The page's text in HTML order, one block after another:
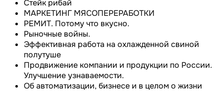
Стейк рибай
МАРКЕТИНГ МЯСОПЕРЕРАБОТКИ
РЕМИТ. Потому что вкусно.
Рыночные войны.
Эффективная работа на охлажденной свиной
полутуше
Продвижение компании и продукции по России.
Улучшение узнаваемости.
Об автоматизации, бизнесе и в целом о жизни